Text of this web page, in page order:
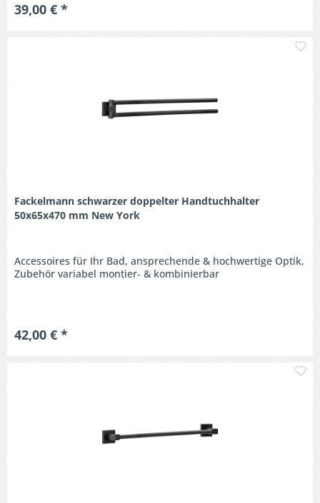
39,00 € *
Fackelmann schwarzer doppelter Handtuchhalter
50x65x470 mm New York
Accessoires für Ihr Bad, ansprechende & hochwertige Optik,
Zubehör variabel montier- & kombinierbar
42,00 € *